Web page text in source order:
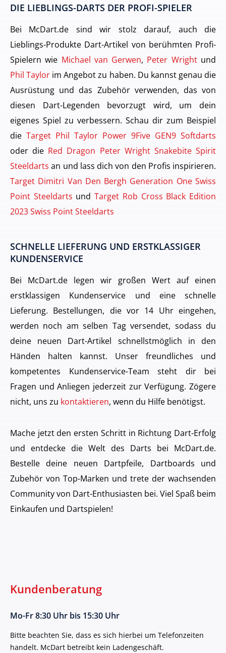
DIE LIEBLINGS-DARTS DER PROFI-SPIELER
Bei McDart.de sind wir stolz darauf, auch die
Lieblings-Produkte Dart-Artikel von berühmten Profi-
Spielern wie Michael van Gerwen, Peter Wrightund
Phil Taylor im Angebot zu haben. Du kannst genau die
Ausrüstung und das Zubehör verwenden, das von
diesen Dart-Legenden bevorzugt wird, um dein
eigenes Spiel zu verbessern. Schau dir zum Beispiel
die Target Phil Taylor Power 9Five GEN9 Softdarts
oder die Red Dragon Peter Wright Snakebite Spirit
Steeldarts an und lass dich von den Profis inspirieren.
Target Dimitri Van Den Bergh Generation One Swiss
Point Steeldarts undTarget Rob Cross Black Edition
2023 Swiss Point Steeldarts
SCHNELLE LIEFERUNG UND ERSTKLASSIGER
KUNDENSERVICE
Bei McDart.de legen wir großen Wert auf einen
erstklassigen Kundenservice und eine schnelle
Lieferung. Bestellungen, die vor 14 Uhr eingehen,
werden noch am selben Tag versendet, sodass du
deine neuen Dart-Artikel schnellstmöglich in den
Händen halten kannst. Unser freundliches und
kompetentes Kundenservice-Team steht dir bei
Fragen und Anliegen jederzeit zur Verfügung. Zögere
nicht, uns zu kontaktieren, wenn du Hilfe benötigst.
Mache jetzt den ersten Schritt in Richtung Dart-Erfolg
und entdecke die Welt des Darts bei McDart.de.
Bestelle deine neuen Dartpfeile, Dartboards und
Zubehör von Top-Marken und trete der wachsenden
Community von Dart-Enthusiasten bei. Viel Spaß beim
Einkaufen und Dartspielen!
Kundenberatung
Mo-Fr 8:30 Uhr bis 15:30 Uhr
Bitte beachten Sie, dass es sich hierbei um Telefonzeiten
handelt. McDart betreibt kein Ladengeschäft.